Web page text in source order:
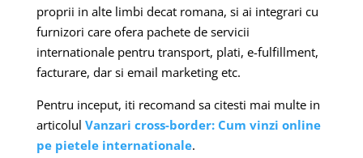
proprii in alte limbi decat romana, si ai integrari cu
furnizori care ofera pachete de servicii
internationale pentru transport, plati, e-fulfillment,
facturare, dar si email marketing etc.
Pentru inceput, iti recomand sa citesti mai multe in
articolul Vanzari cross-border: Cum vinzi online
pe pietele internationale.